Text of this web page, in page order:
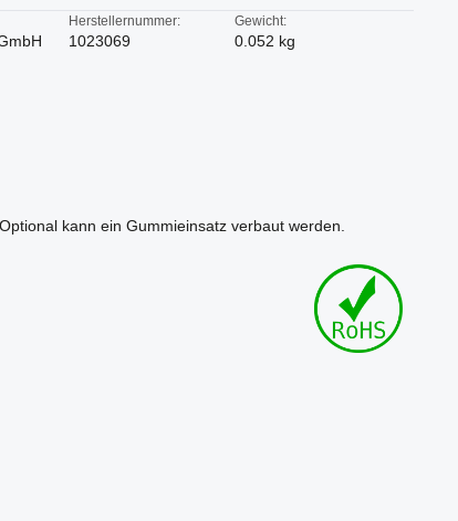
Herstellernummer:
1023069
Gewicht:
0.052 kg
kann ein Gummieinsatz verbaut werden.